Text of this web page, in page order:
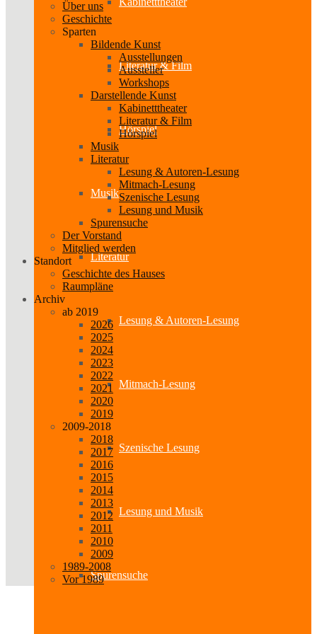
Literatur & Film
Hörspiel
Musik
Literatur
Lesung & Autoren-Lesung
Mitmach-Lesung
Szenische Lesung
Lesung und Musik
Spurensuche
Über uns
Geschichte
Sparten
Bildende Kunst
Ausstellungen
Aussteller
Workshops
Darstellende Kunst
Kabinetttheater
Literatur & Film
Hörspiel
Musik
Literatur
Lesung & Autoren-Lesung
Mitmach-Lesung
Szenische Lesung
Lesung und Musik
Spurensuche
Der Vorstand
Mitglied werden
Standort
Geschichte des Hauses
Raumpläne
Archiv
ab 2019
2026
2025
2024
2023
2022
2021
2020
2019
2009-2018
2018
2017
2016
2015
2014
2013
2012
2011
2010
2009
1989-2008
Vor 1989